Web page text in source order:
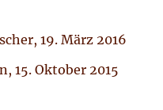
19. März 2016
15. Oktober 2015